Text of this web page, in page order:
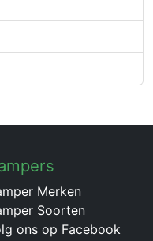
Merken
Soorten
ons op Facebook